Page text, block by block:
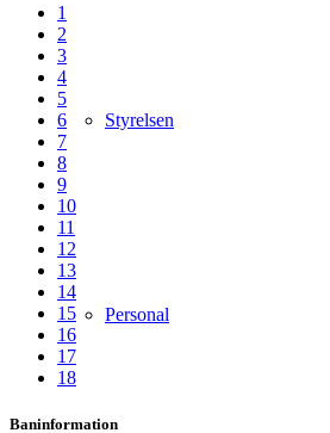
Styrelsen
Personal
1
2
3
4
5
6
7
8
9
10
11
12
13
14
15
16
17
18
Baninformation